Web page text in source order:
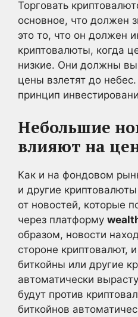
Торговать
основное, что должен
это то, что он должен
криптовалюты, когда
низкие. Они должны
цены взлетят до
принцип
Небольшие
влияют на
Как и на фондовом
и другие
от новостей, которые
через платформу
образом, новости
стороне криптовалют,
биткойны или другие
автоматически
будут против
биткойнов